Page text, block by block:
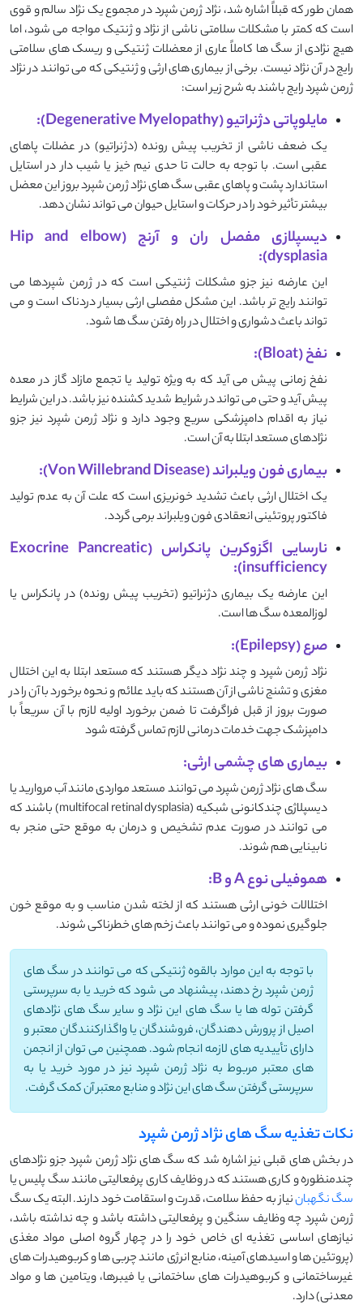
همان طور که قبلاً اشاره شد، نژاد ژرمن شپرد در مجموع یک نژاد سالم و قوی
است که کمتر با مشکلات سلامتی ناشی از نژاد و ژنتیک مواجه می شود، اما
هیچ نژادی از سگ ها کاملاً عاری از معضلات ژنتیکی و ریسک های سلامتی
رایج در آن نژاد نیست. برخی از بیماری های ارثی و ژنتیکی که می توانند در نژاد
ژرمن شپرد رایج باشند به شرح زیر است:
مایلوپاتی دژنراتیو (Degenerative Myelopathy):
یک ضعف ناشی از تخریب پیش رونده (دژنراتیو) در عضلات پاهای
عقبی است. با توجه به حالت تا حدی نیم خیز یا شیب دار در استایل
استاندارد پشت و پاهای عقبی سگ های نژاد ژرمن شپرد بروز این معضل
بیشتر تأثیر خود را در حرکات و استایل حیوان می تواند نشان دهد.
دیسپلازی مفصل ران و آرنج (Hip and elbow
dysplasia):
این عارضه نیز جزو مشکلات ژنتیکی است که در ژرمن شپردها می
توانند رایج تر باشد. این مشکل مفصلی ارثی بسیار دردناک است و می
تواند باعث دشواری و اختلال در راه رفتن سگ ها شود.
نفخ (Bloat):
نفخ زمانی پیش می آید که به ویژه تولید یا تجمع مازاد گاز در معده
پیش آید و حتی می تواند در شرایط شدید کشنده نیز باشد. در این شرایط
نیاز به اقدام دامپزشکی سریع وجود دارد و نژاد ژرمن شپرد نیز جزو
نژادهای مستعد ابتلا به آن است.
بیماری فون ویلبراند (Von Willebrand Disease):
یک اختلال ارثی باعث تشدید خونریزی است که علت آن به عدم تولید
فاکتور پروتئینی انعقادی فون ویلبراند برمی گردد.
نارسایی اگزوکرین پانکراس (Exocrine Pancreatic
insufficiency):
این عارضه یک بیماری دژنراتیو (تخریب پیش رونده) در پانکراس یا
لوزالمعده سگ ها است.
صرع (Epilepsy):
نژاد ژرمن شپرد و چند نژاد دیگر هستند که مستعد ابتلا به این اختلال
مغزی و تشنج ناشی از آن هستند که باید علائم و نحوه برخورد با آن را در
صورت بروز از قبل فراگرفت تا ضمن برخورد اولیه لازم با آن سریعاً با
دامپزشک جهت خدمات درمانی لازم تماس گرفته شود
بیماری های چشمی ارثی:
سگ های نژاد ژرمن شپرد می توانند مستعد مواردی مانند آب مروارید یا
دیسپلاژی چندکانونی شبکیه (multifocal retinal dysplasia) باشند که
می توانند در صورت عدم تشخیص و درمان به موقع حتی منجر به
نابینایی هم شوند.
هموفیلی نوع A و B:
اختلالات خونی ارثی هستند که از لخته شدن مناسب و به موقع خون
جلوگیری نموده و می توانند باعث زخم های خطرناکی شوند.
با توجه به این موارد بالقوه ژنتیکی که می توانند در سگ های
ژرمن شپرد رخ دهند، پیشنهاد می شود که خرید یا به سرپرستی
گرفتن توله ها یا سگ های این نژاد و سایر سگ های نژادهای
اصیل از پرورش دهندگان، فروشندگان یا واگذارکنندگان معتبر و
دارای تأییدیه های لازمه انجام شود. همچنین می توان از انجمن
های معتبر مربوط به نژاد ژرمن شپرد نیز در مورد خرید یا به
سرپرستی گرفتن سگ های این نژاد و منابع معتبر آن کمک گرفت.
نکات تغذیه سگ های نژاد ژرمن شپرد
در بخش های قبلی نیز اشاره شد که سگ های نژاد ژرمن شپرد جزو نژادهای
چندمنظوره و کاری هستند که در وظایف کاری پرفعالیتی مانند سگ پلیس یا
سگ نگهباننیاز به حفظ سلامت، قدرت و استقامت خود دارند. البته یک سگ
ژرمن شپرد چه وظایف سنگین و پرفعالیتی داشته باشد و چه نداشته باشد،
نیازهای اساسی تغذیه ای خاص خود را در چهار گروه اصلی مواد مغذی
(پروتئین ها و اسیدهای آمینه، منابع انرژی مانند چربی ها و کربوهیدرات های
غیرساختمانی و کربوهیدرات های ساختمانی یا فیبرها، ویتامین ها و مواد
معدنی) دارد.